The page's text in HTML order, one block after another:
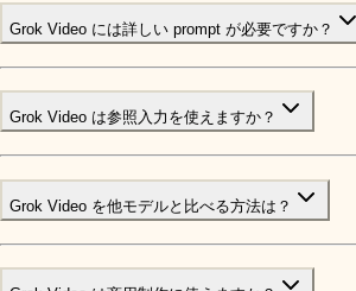
Grok Video には詳しい prompt が必要ですか？
Grok Video は参照入力を使えますか？
Grok Video を他モデルと比べる方法は？